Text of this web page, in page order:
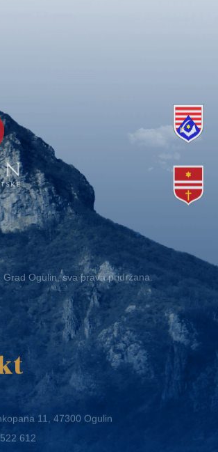
Grad Ogulin, sva prava pridržana.
11, 47300 Ogulin
612
821